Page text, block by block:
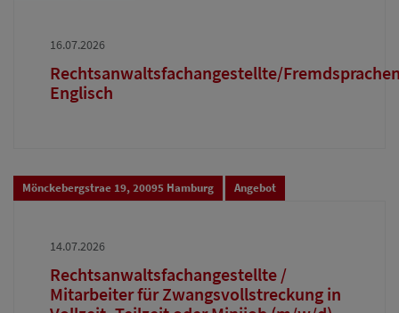
16.07.2026
Rechtsanwaltsfachangestellte/
Englisch
Mönckebergstrae 19, 20095 Hamburg Angebot
14.07.2026
Rechtsanwaltsfachangestellte /
Mitarbeiter für Zwangsvollstreckung in